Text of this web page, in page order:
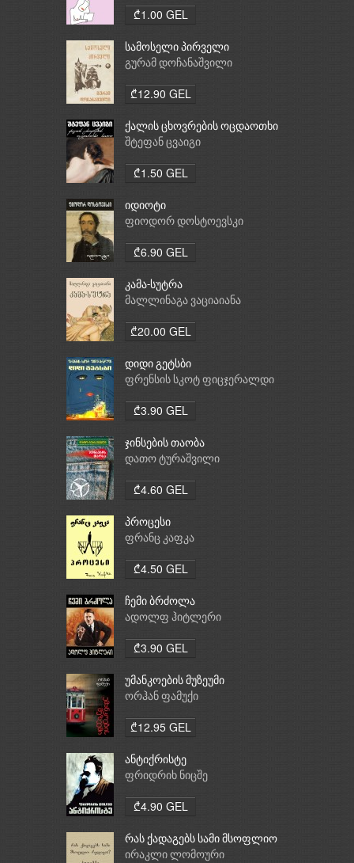
₾1.00 GEL
სამოსელი პირველი
გურამ დოჩანაშვილი
₾12.90 GEL
ქალის ცხოვრების ოცდაოთხი
საათი
შტეფან ცვაიგი
₾1.50 GEL
იდიოტი
ფიოდორ დოსტოევსკი
₾6.90 GEL
კამა-სუტრა
მალლინაგა ვაციაიანა
₾20.00 GEL
დიდი გეტსბი
ფრენსის სკოტ ფიცჯერალდი
₾3.90 GEL
ჯინსების თაობა
დათო ტურაშვილი
₾4.60 GEL
პროცესი
ფრანც კაფკა
₾4.50 GEL
ჩემი ბრძოლა
ადოლფ ჰიტლერი
₾3.90 GEL
უმანკოების მუზეუმი
ორჰან ფამუქი
₾12.95 GEL
ანტიქრისტე
ფრიდრიხ ნიცშე
₾4.90 GEL
რას ქადაგებს სამი მსოფლიო
რელიგია: ბუდიზმი,
ირაკლი ლომოური